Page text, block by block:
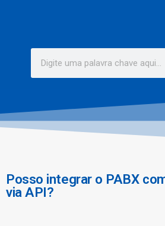
Posso integrar o PABX
via API?